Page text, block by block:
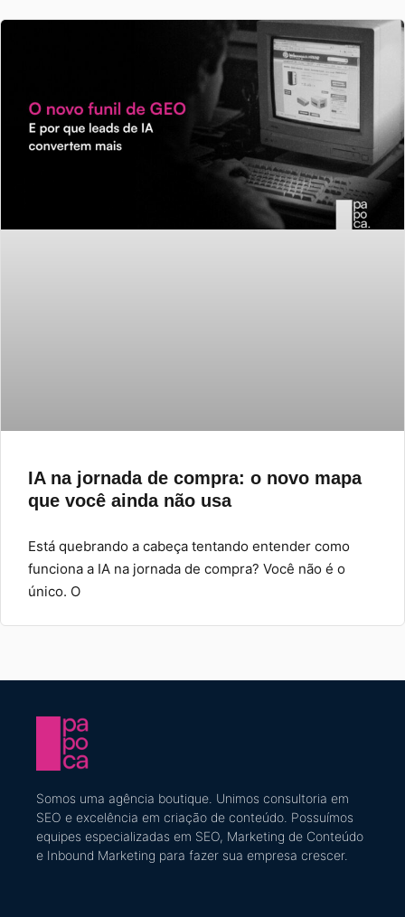
IA na jornada de compra: o novo mapa
que você ainda não usa
Está quebrando a cabeça tentando entender como
funciona a IA na jornada de compra? Você não é o
único. O
Somos uma agência boutique. Unimos consultoria em
SEO e excelência em criação de conteúdo ​. Possuímos
equipes especializadas em SEO, Marketing de Conteúdo
e Inbound Marketing para fazer sua empresa crescer.